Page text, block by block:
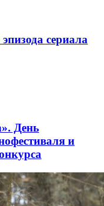
сериала
День
и